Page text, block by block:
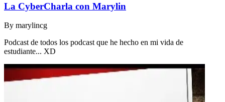
La CyberCharla con Marylin
By marylincg
Podcast de todos los podcast que he hecho en mi vida de
estudiante... XD